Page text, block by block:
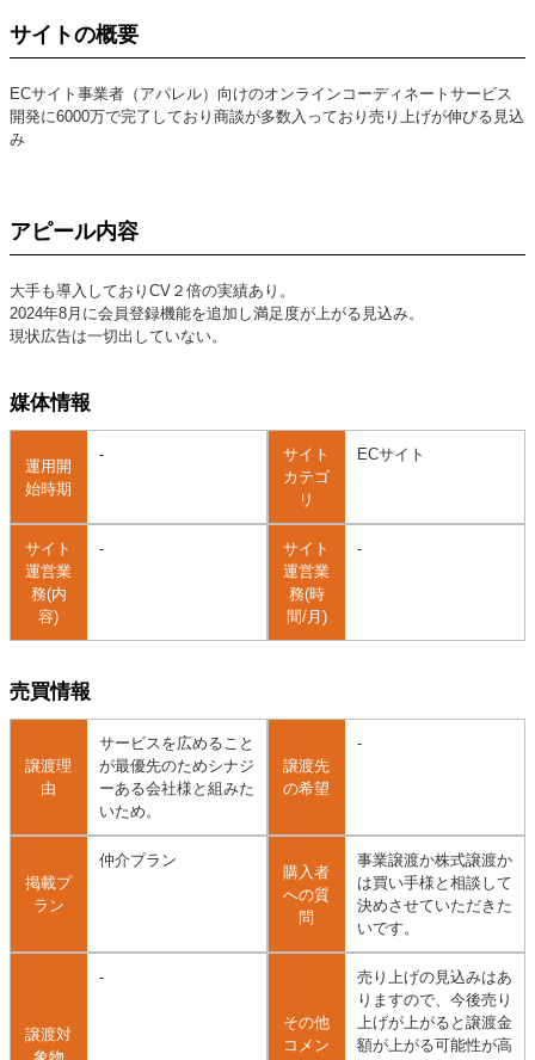
サイトの概要
ECサイト事業者（アパレル）向けのオンラインコーディネートサービス
開発に6000万で完了しており商談が多数入っており売り上げが伸びる見込
み
アピール内容
大手も導入しておりCV２倍の実績あり。
2024年8月に会員登録機能を追加し満足度が上がる見込み。
現状広告は一切出していない。
媒体情報
運用開
始時期
-
サイト
カテゴ
リ
ECサイト
サイト
運営業
務(内
容)
-
サイト
運営業
務(時
間/月)
-
売買情報
譲渡理
由
サービスを広めること
が最優先のためシナジ
ーある会社様と組みた
いため。
譲渡先
の希望
-
掲載プ
ラン
仲介プラン
購入者
への質
問
事業譲渡か株式譲渡か
は買い手様と相談して
決めさせていただきた
いです。
譲渡対
-
その他
コメン
売り上げの見込みはあ
りますので、今後売り
上げが上がると譲渡金
額が上がる可能性が高